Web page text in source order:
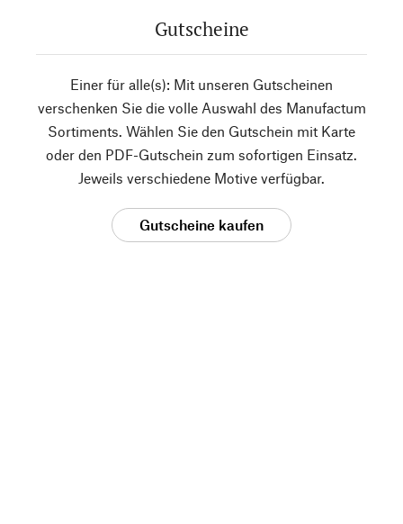
Gutscheine
Einer für alle(s): Mit unseren Gutscheinen
verschenken Sie die volle Auswahl des Manufactum
Sortiments. Wählen Sie den Gutschein mit Karte
oder den PDF-Gutschein zum sofortigen Einsatz.
Jeweils verschiedene Motive verfügbar.
Gutscheine kaufen